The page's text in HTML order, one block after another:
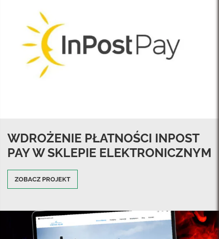
WDROŻENIE PŁATNOŚCI INPOST
PAY W SKLEPIE ELEKTRONICZNYM
ZOBACZ PROJEKT